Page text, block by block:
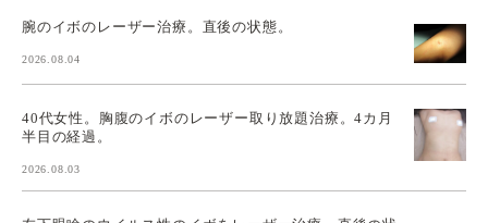
腕のイボのレーザー治療。直後の状態。
2026.08.04
40代女性。胸腹のイボのレーザー取り放題治療。4カ月
半目の経過。
2026.08.03